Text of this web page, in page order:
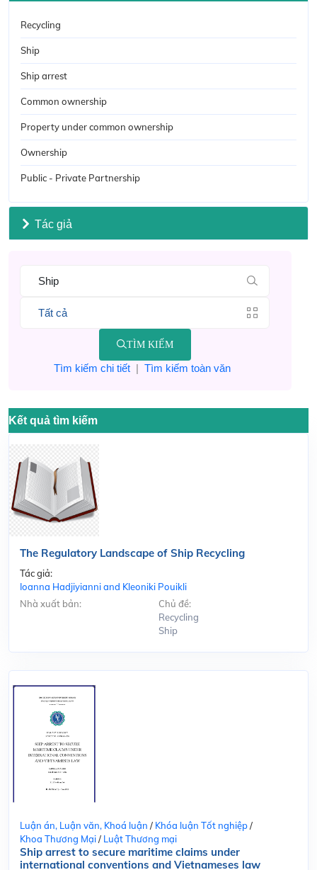
Recycling
Ship
Ship arrest
Common ownership
Property under common ownership
Ownership
Public - Private Partnership
Tác giả
TÌM KIẾM
Tìm kiếm chi tiết| Tìm kiếm toàn văn
Kết quả tìm kiếm
The Regulatory Landscape of Ship Recycling
Tác giả:
Ioanna Hadjiyianni and Kleoniki Pouikli
Nhà xuất bản:
Chủ đề:
Recycling
Ship
Luận án, Luận văn, Khoá luận / Khóa luận Tốt nghiệp/
Khoa Thương Mại/ Luật Thương mại
Ship arrest to secure maritime claims under
international conventions and Vietnameses law